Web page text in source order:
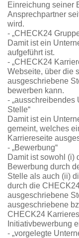
Einreichung seiner
Ansprechpartner
wird.
- „CHECK24
Damit ist ein
aufgeführt ist.
- „CHECK24
Webseite, über die
ausgeschriebene
bewerben kann.
- „ausschreibendes
Stelle“
Damit ist ein
gemeint, welches
Karriereseite
- „Bewerbung“
Damit ist sowohl (i)
Bewerbung durch
Stelle als auch (ii)
durch die
ausgeschriebene
ausgeschriebene
CHECK24
Initiativbewerbung
- „vorgelegte